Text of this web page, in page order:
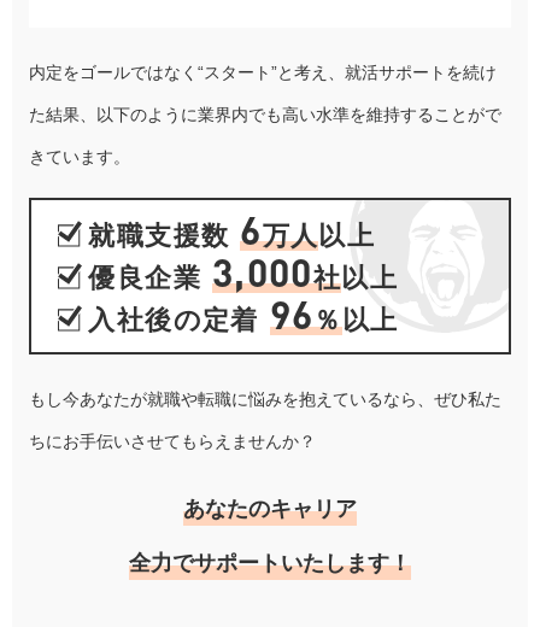
内定をゴールではなく“スタート”と考え、就活サポートを続け
た結果、以下のように業界内でも高い水準を維持することがで
きています。
就職支援数 6万人以上
優良企業 3,000社以上
入社後の定着 96％以上
もし今あなたが就職や転職に悩みを抱えているなら、ぜひ私た
ちにお手伝いさせてもらえませんか？
あなたのキャリア
全力でサポートいたします！